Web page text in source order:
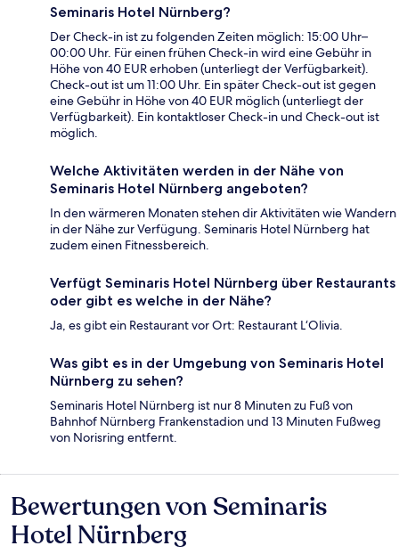
Seminaris Hotel Nürnberg?
Der Check-in ist zu folgenden Zeiten möglich: 15:00 Uhr–
00:00 Uhr. Für einen frühen Check-in wird eine Gebühr in
Höhe von 40 EUR erhoben (unterliegt der Verfügbarkeit).
Check-out ist um 11:00 Uhr. Ein später Check-out ist gegen
eine Gebühr in Höhe von 40 EUR möglich (unterliegt der
Verfügbarkeit). Ein kontaktloser Check-in und Check-out ist
möglich.
Welche Aktivitäten werden in der Nähe von
Seminaris Hotel Nürnberg angeboten?
In den wärmeren Monaten stehen dir Aktivitäten wie Wandern
in der Nähe zur Verfügung. Seminaris Hotel Nürnberg hat
zudem einen Fitnessbereich.
Verfügt Seminaris Hotel Nürnberg über Restaurants
oder gibt es welche in der Nähe?
Ja, es gibt ein Restaurant vor Ort: Restaurant L‘Olivia.
Was gibt es in der Umgebung von Seminaris Hotel
Nürnberg zu sehen?
Seminaris Hotel Nürnberg ist nur 8 Minuten zu Fuß von
Bahnhof Nürnberg Frankenstadion und 13 Minuten Fußweg
von Norisring entfernt.
Bewertungen
Bewertungen von Seminaris
Hotel Nürnberg